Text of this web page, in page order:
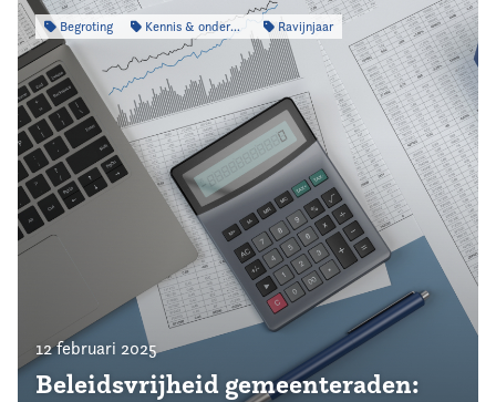
Begroting Kennis & onderzoek Ravijnjaar
12 februari 2025
Beleidsvrijheid gemeenteraden: